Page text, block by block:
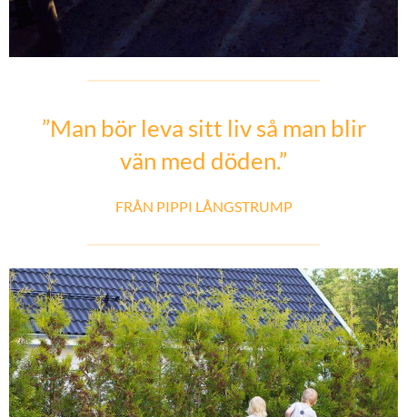
”Man bör leva sitt liv så man blir
vän med döden.”
FRÅN PIPPI LÅNGSTRUMP